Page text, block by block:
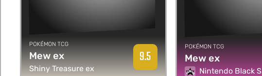
POKÉMON TCG
Mew ex
Shiny Treasure ex
9.5
POKÉMON TCG
Mew ex
Nintendo Black Star Promos